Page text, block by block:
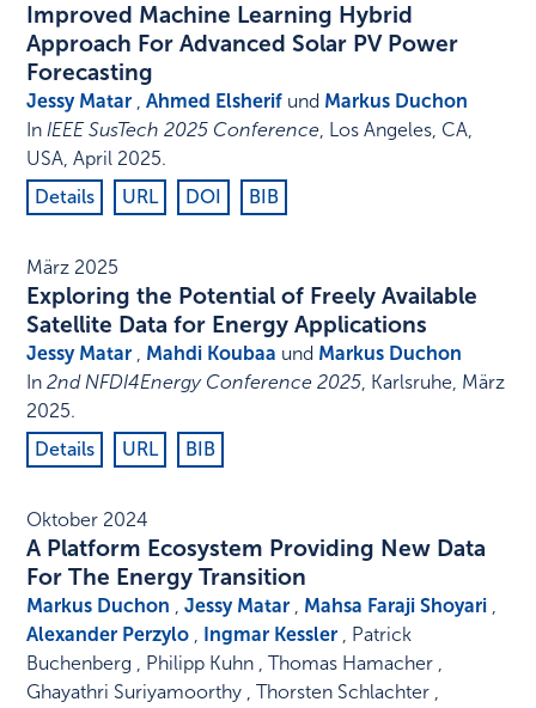
Improved Machine Learning Hybrid
Approach For Advanced Solar PV Power
Forecasting
Jessy Matar ,Ahmed Elsherif und Markus Duchon
InIEEE SusTech 2025 Conference, Los Angeles, CA,
USA,April 2025.
Details
URL DOI BIB
März 2025
Exploring the Potential of Freely Available
Satellite Data for Energy Applications
Jessy Matar , Mahdi Koubaa und Markus Duchon
In2nd NFDI4Energy Conference 2025, Karlsruhe, März
2025.
Details
URL BIB
Oktober 2024
A Platform Ecosystem Providing New Data
For The Energy Transition
Markus Duchon ,Jessy Matar , Mahsa Faraji Shoyari ,
Alexander Perzylo , Ingmar Kessler , Patrick
Buchenberg , Philipp Kuhn , Thomas Hamacher ,
Ghayathri Suriyamoorthy , Thorsten Schlachter ,